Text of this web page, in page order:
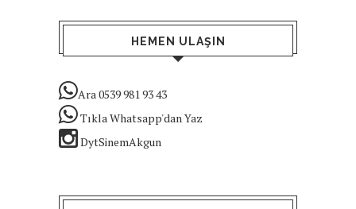
HEMEN ULAŞIN
Ara 0539 981 93 43
Tıkla Whatsapp'dan Yaz
DytSinemAkgun